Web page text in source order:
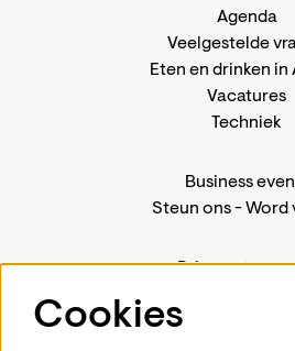
Agenda
Veelgestelde
Eten en drinken in
Vacatures
Techniek
Business
Steun ons-Word
Cookies